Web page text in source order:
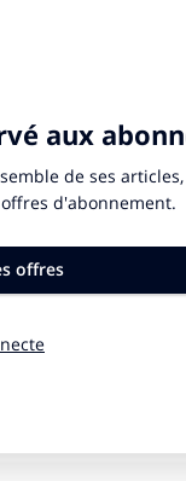
de
cibler
ou en
acteur, un
issus du
ou des offres